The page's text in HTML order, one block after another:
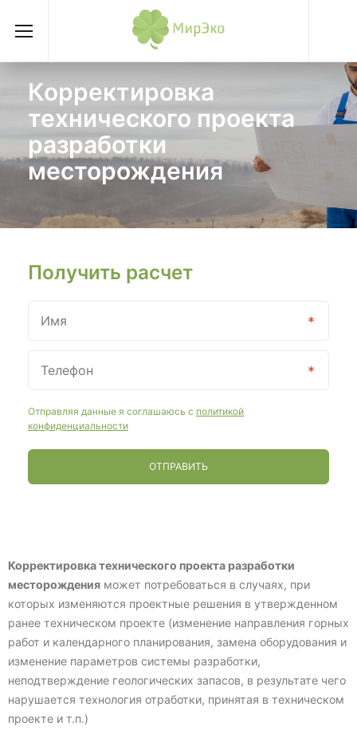
Корректировка
технического проекта
разработки
месторождения
Получить расчет
Отправляя данные я соглашаюсь с политикой
конфиденциальности
ОТПРАВИТЬ
Корректировка технического проекта разработки
месторождения может потребоваться в случаях, при
которых изменяются проектные решения в утвержденном
ранее техническом проекте (изменение направления горных
работ и календарного планирования, замена оборудования и
изменение параметров системы разработки,
неподтверждение геологических запасов, в результате чего
нарушается технология отработки, принятая в техническом
проекте и т.п.)